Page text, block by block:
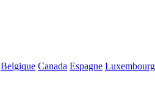
Belgique Canada Espagne Luxembourg